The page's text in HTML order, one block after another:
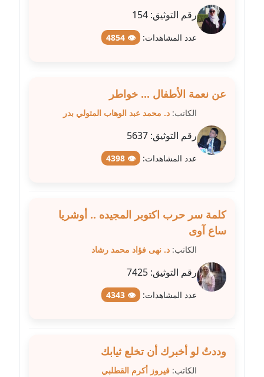
مدونة عبير محمد
عاملة
عاملة
مدونة عزة بركة
عاملة
مدونة عفاف حسين
عاملة
مدونة علا ابو السعادات
عاملة
مدونة علاء سرحان
رقم التوثيق: 154
عدد المشاهدات: 👁 4854
عن نعمة الأطفال ... خواطر
الكاتب: د. محمد عبد الوهاب المتولي بدر
رقم التوثيق: 5637
عدد المشاهدات: 👁 4398
كلمة سر حرب اكتوبر المجيده .. أوشريا
ساع آوى
الكاتب: د. نهى فؤاد محمد رشاد
رقم التوثيق: 7425
عدد المشاهدات: 👁 4343
وددتُ لو أخبرك أن تخلع ثيابك
الكاتب: فيروز أكرم القطلبي